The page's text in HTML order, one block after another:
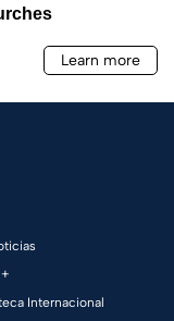
Internacional